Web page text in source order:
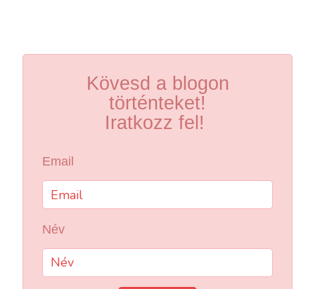
Kövesd a blogon
történteket!
Iratkozz fel!
Email
Név